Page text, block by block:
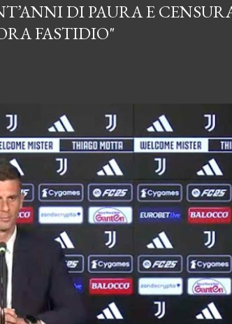
DI PAURA E
FASTIDIO"